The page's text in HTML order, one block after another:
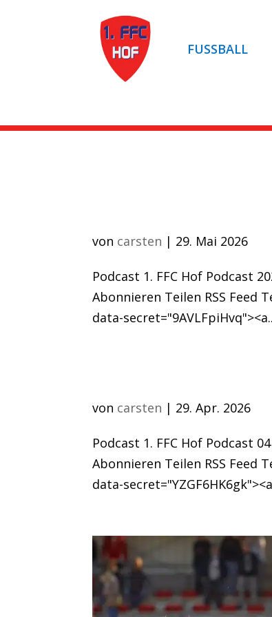
FUSSBALL
von carsten | 29. Mai 2026
Podcast 1. FFC Hof Podcast
Abonnieren Teilen RSS Feed
data-
von carsten | 29. Apr. 2026
Podcast 1. FFC Hof Podcast
Abonnieren Teilen RSS Feed
data-